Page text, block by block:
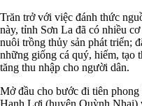
Trăn trở với việc đánh thức
này, tỉnh Sơn La đã có nhiều
nuôi trồng thủy sản phát triển;
những giống cá quý, hiếm, tạo
tăng thu nhập cho người dân.
Mở đầu cho bước đi tiên
Hạnh Lợi (huyện Quỳnh